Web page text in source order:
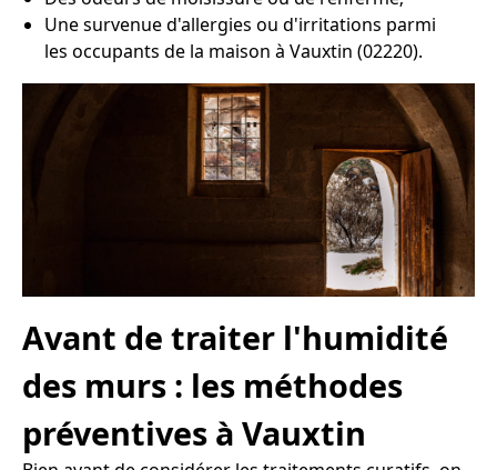
Une survenue d'allergies ou d'irritations parmi
les occupants de la maison à Vauxtin (02220).
Avant de traiter l'humidité
des murs : les méthodes
préventives à Vauxtin